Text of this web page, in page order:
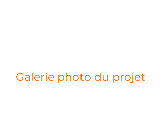
Galerie photo du projet